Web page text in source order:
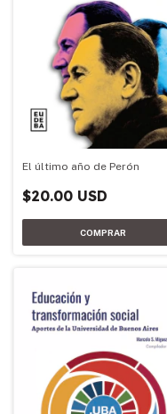
El último año de Perón
$20.00 USD